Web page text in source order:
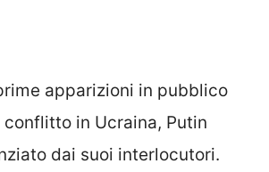
apparizioni in pubblico
conflitto in Ucraina, Putin
dai suoi interlocutori.